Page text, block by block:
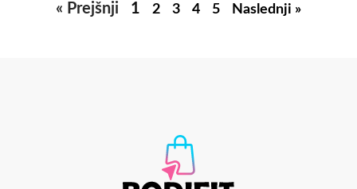
« Prejšnji 1 2 3 4 5 Naslednji »